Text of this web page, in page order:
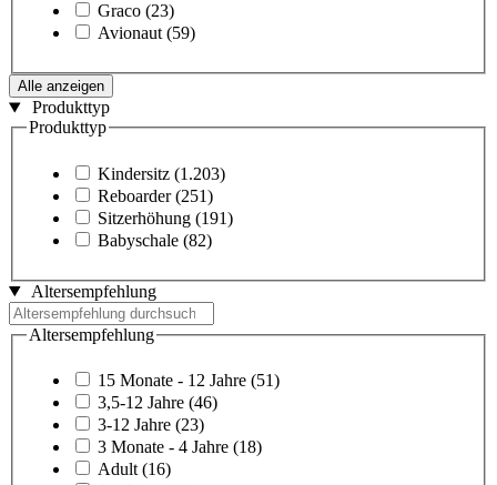
Graco (23)
Avionaut (59)
Alle anzeigen
Produkttyp
Produkttyp
Kindersitz (1.203)
Reboarder (251)
Sitzerhöhung (191)
Babyschale (82)
Altersempfehlung
Altersempfehlung
15 Monate - 12 Jahre (51)
3,5-12 Jahre (46)
3-12 Jahre (23)
3 Monate - 4 Jahre (18)
Adult (16)